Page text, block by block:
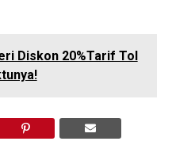
Diskon 20%Tarif Tol